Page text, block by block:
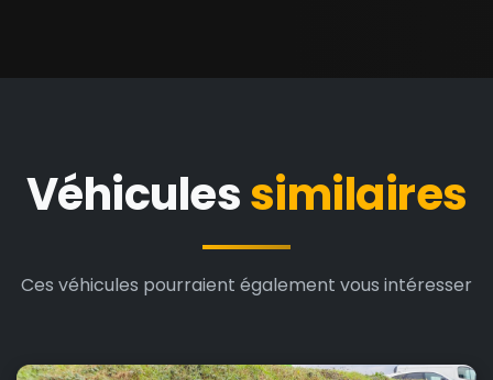
Véhiculessimilaires
Ces véhicules pourraient également vous intéresser